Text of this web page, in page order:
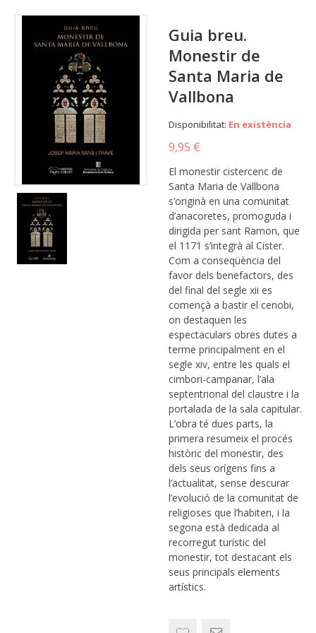
Guia breu.
Monestir de
Santa Maria de
Vallbona
Disponibilitat: En existència
9,95 €
El monestir cistercenc de
Santa Maria de Vallbona
s’originà en una comunitat
d’anacoretes, promoguda i
dirigida per sant Ramon, que
el 1171 s’integrà al Cister.
Com a conseqüència del
favor dels benefactors, des
del final del segle xii es
començà a bastir el cenobi,
on destaquen les
espectaculars obres dutes a
terme principalment en el
segle xiv, entre les quals el
cimbori-campanar, l’ala
septentrional del claustre i la
portalada de la sala capitular.
L’obra té dues parts, la
primera resumeix el procés
històric del monestir, des
dels seus orígens fins a
l’actualitat, sense descurar
l’evolució de la comunitat de
religioses que l’habiten, i la
segona està dedicada al
recorregut turístic del
monestir, tot destacant els
seus principals elements
artístics.